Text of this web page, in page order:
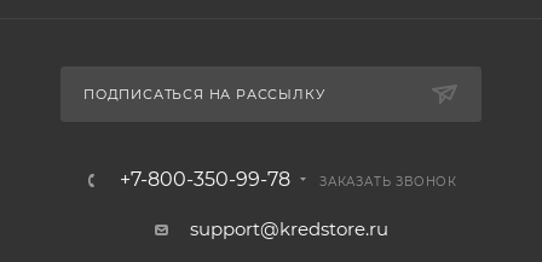
ПОДПИСАТЬСЯ НА РАССЫЛКУ
+7-800-350-99-78 ЗАКАЗАТЬ ЗВОНОК
support@kredstore.ru